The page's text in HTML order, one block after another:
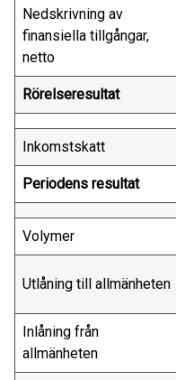
Nedskrivning av
finansiella tillgångar,
netto
Rörelseresultat
Inkomstskatt
Periodens resultat
Volymer
Utlåning till allmänheten
Inlåning från
allmänheten